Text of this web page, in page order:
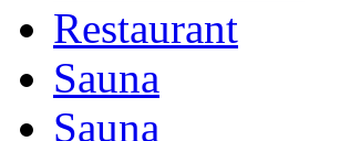
Restaurant
Sauna
Sauna